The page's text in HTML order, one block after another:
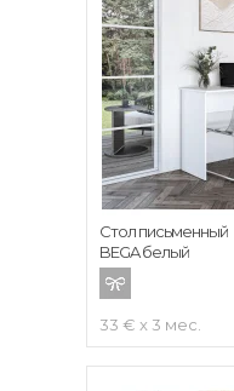
33 € x 3 мес.
Стол письменный
BEGA белый